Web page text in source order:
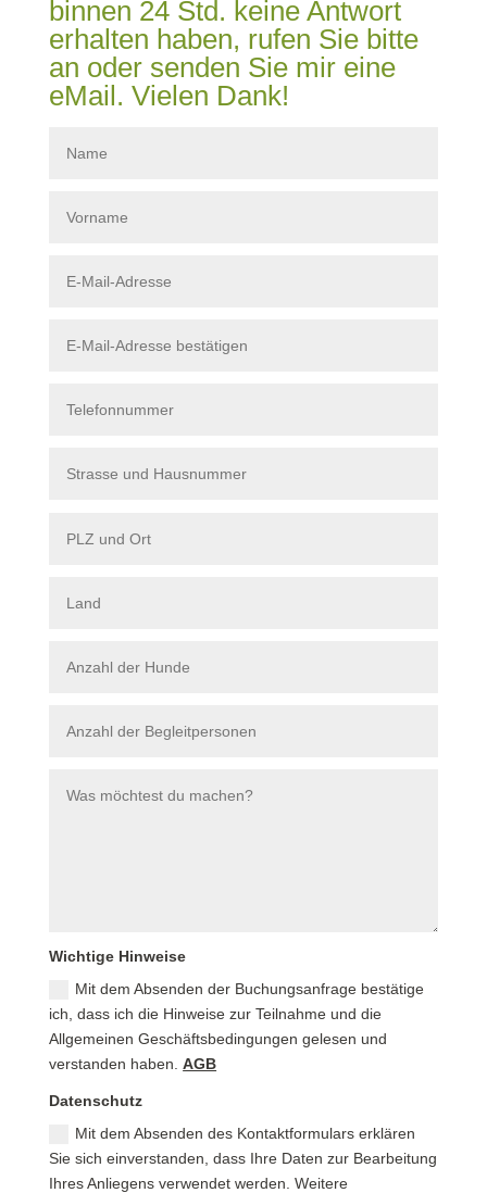
binnen 24 Std. keine Antwort
erhalten haben, rufen Sie bitte
an oder senden Sie mir eine
eMail. Vielen Dank!
Wichtige Hinweise
Mit dem Absenden der Buchungsanfrage bestätige
ich, dass ich die Hinweise zur Teilnahme und die
Allgemeinen Geschäftsbedingungen gelesen und
verstanden haben.AGB
Datenschutz
Mit dem Absenden des Kontaktformulars erklären
Sie sich einverstanden, dass Ihre Daten zur Bearbeitung
Ihres Anliegens verwendet werden. Weitere